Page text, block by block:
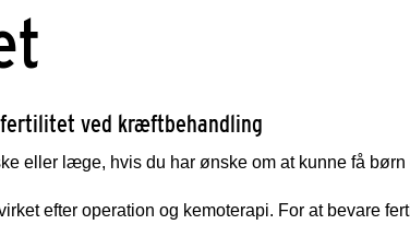
ved kræftbehandling
eller læge, hvis du har ønske om at kunne få
efter operation og kemoterapi. For at bevare